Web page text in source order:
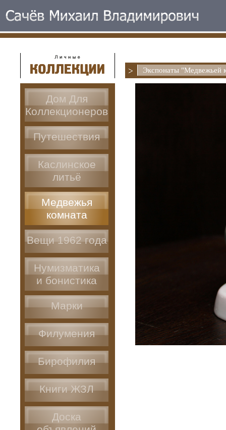
Экспонаты "Медвежьей
Дом Для
Коллекционеров
Путешествия
Каслинское
литьё
Медвежья
комната
Вещи 1962 года
Нумизматика
и бонистика
Марки
Филумения
Бирофилия
Книги ЖЗЛ
Доска